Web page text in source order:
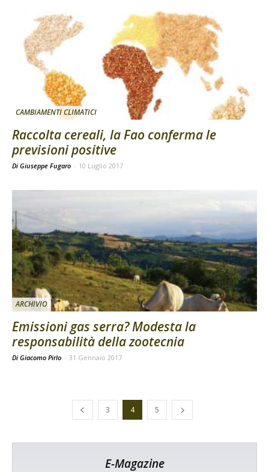
CAMBIAMENTI CLIMATICI
Raccolta cereali, la Fao conferma le
previsioni positive
Di Giuseppe Fugaro - 10 Luglio 2017
ARCHIVIO
Emissioni gas serra? Modesta la
responsabilità della zootecnia
Di Giacomo Pirlo - 31 Gennaio 2017
3 4 5
E-Magazine